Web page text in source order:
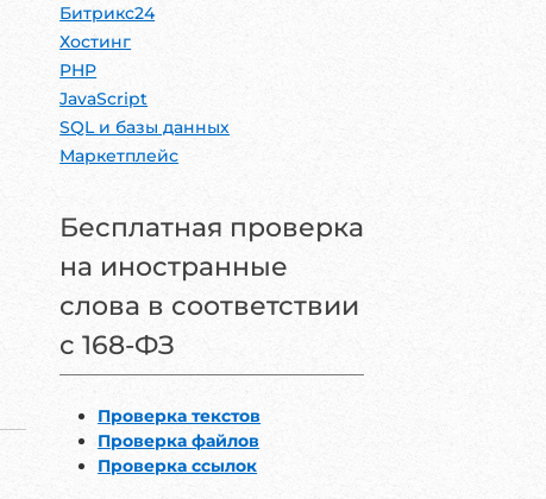
Битрикс24
Хостинг
PHP
JavaScript
SQL и базы данных
Маркетплейс
Бесплатная проверка
на иностранные
слова в соответствии
с 168-ФЗ
Проверка текстов
Проверка файлов
Проверка ссылок